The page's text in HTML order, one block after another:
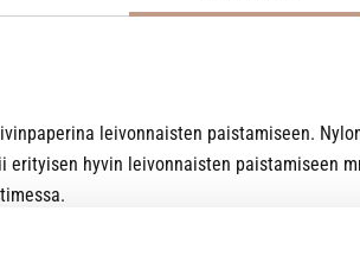
leivonnaisten paistamiseen.
hyvin leivonnaisten
liukuestemattona leikkuulaudan alla.